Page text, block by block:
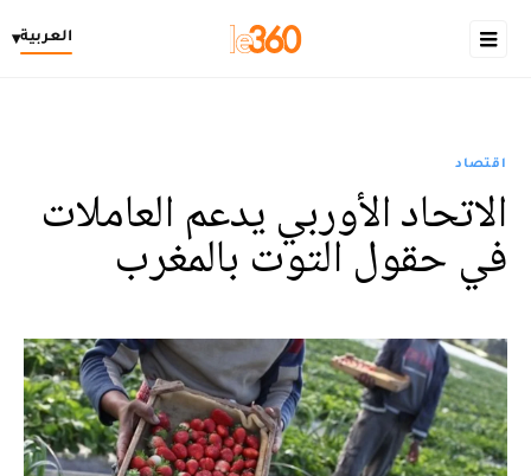
العربية▾
اقتصاد
الاتحاد الأوربي يدعم العاملات
في حقول التوت بالمغرب